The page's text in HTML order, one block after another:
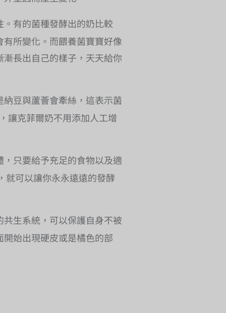
有的菌種發酵出的奶比較
所變化。而餵養菌寶寶好像
長出自己的樣子，天天給你
豆與蘆薈會牽絲，這表示菌
讓克菲爾奶不用添加人工增
只要給予充足的食物以及適
就可以讓你永永遠遠的發酵
生系統，可以保護自身不被
始出現硬皮或是橘色的部